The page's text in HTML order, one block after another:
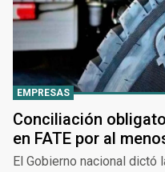
EMPRESAS
Conciliación
en FATE por al
El Gobierno nacional